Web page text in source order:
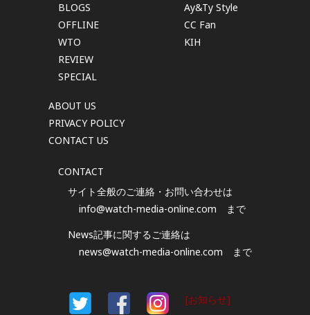
BLOGS
OFFLINE
WTO
REVIEW
SPECIAL
ABOUT US
PRIVACY POLICY
CONTACT US
Ay&Ty Style
CC Fan
KIH
CONTACT
サイト全般のご連絡・お問い合わせは
info@watch-media-online.com まで
News記事に関するご連絡は
news@watch-media-online.com まで
[お知らせ]